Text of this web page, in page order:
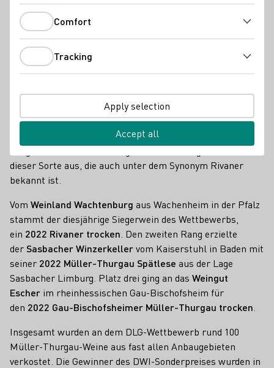
Am 31. August zeichnete die Deutsche Weinkönigin Katrin
Lang in Mainz drei Preisträger für herausragende Weine
dieser Sorte aus, die auch unter dem Synonym Rivaner
bekannt ist.
Vom Weinland Wachtenburg aus Wachenheim in der Pfalz
stammt der diesjährige Siegerwein des Wettbewerbs,
ein 2022 Rivaner trocken . Den zweiten Rang erzielte
derSasbacher Winzerkellervom Kaiserstuhl in Baden mit
seiner 2022 Müller-Thurgau Spätlese aus der Lage
Sasbacher Limburg. Platz drei ging an das Weingut
Escher im rheinhessischen Gau-Bischofsheim für
den 2022 Gau-Bischofsheimer Müller-Thurgau trocken
Insgesamt wurden an dem DLG-Wettbewerb rund 100
Müller-Thurgau-Weine aus fast allen Anbaugebieten
verkostet. Die Gewinner des DWI-Sonderpreises wurden in
Comfort
Tracking
Apply selection
Accept all